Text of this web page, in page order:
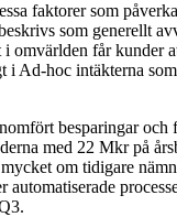
faktorer som
som generellt
i omvärlden får kunder
i Ad-hoc intäkterna
besparingar
med 22 Mkr på
om tidigare
automatiserade